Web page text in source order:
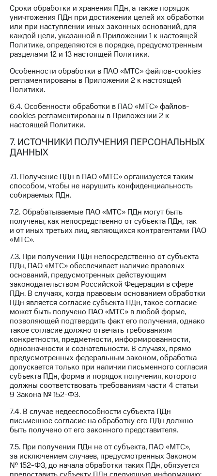
Сроки обработки и хранения ПДн, а также порядок
уничтожения ПДн при достижении целей их обработки
или при наступлении иных законных оснований, для
каждой цели, указанной в Приложении 1 к настоящей
Политике, определяются в порядке, предусмотренным
разделами 12 и 13 настоящей Политики.
Особенности обработки в ПАО «МТС» файлов-cookies
регламентированы в Приложении 2 к настоящей
Политики.
6.4. Особенности обработки в ПАО «МТС» файлов-
cookies регламентированы в Приложении 2 к
настоящей Политики.
7. ИСТОЧНИКИ ПОЛУЧЕНИЯ ПЕРСОНАЛЬНЫХ
ДАННЫХ
7.1. Получение ПДн в ПАО «МТС» организуется таким
способом, чтобы не нарушить конфиденциальность
собираемых ПДн.
7.2. Обрабатываемые ПАО «МТС» ПДн могут быть
получены, как непосредственно от субъекта ПДн, так
и от иных третьих лиц, являющихся контрагентами ПАО
«МТС».
7.3. При получении ПДн непосредственно от субъекта
ПДн, ПАО «МТС» обеспечивает наличие правовых
оснований, предусмотренных действующим
законодательством Российской Федерации в сфере
ПДн. В случаях, когда правовым основанием обработки
ПДн является согласие субъекта ПДн, такое согласие
может быть получено ПАО «МТС» в любой форме,
позволяющей подтвердить факт его получения, однако
такое согласие должно отвечать требованиям
конкретности, предметности, информированности,
однозначности и сознательности. В случаях, прямо
предусмотренных федеральным законом, обработка
допускается только при наличии письменного согласия
субъекта ПДн, форма и порядок получения, которого
должны соответствовать требованиям части 4 статьи
9 Закона № 152-ФЗ.
7.4. В случае недееспособности субъекта ПДн
письменное согласие на обработку его ПДн должно
быть получено от его законного представителя.
7.5. При получении ПДн не от субъекта, ПАО «МТС»,
за исключением случаев, предусмотренных Законом
№ 152-ФЗ, до начала обработки таких ПДн, обязуется